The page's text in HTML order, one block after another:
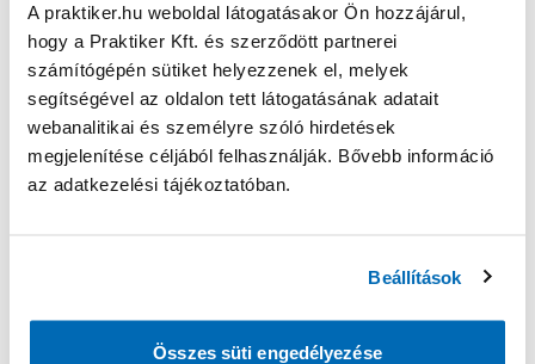
A praktiker.hu weboldal látogatásakor Ön hozzájárul,
hogy a Praktiker Kft. és szerződött partnerei
számítógépén sütiket helyezzenek el, melyek
segítségével az oldalon tett látogatásának adatait
webanalitikai és személyre szóló hirdetések
megjelenítése céljából felhasználják. Bővebb információ
az adatkezelési tájékoztatóban.
Beállítások
Összes süti engedélyezése
Oldal újratöltése